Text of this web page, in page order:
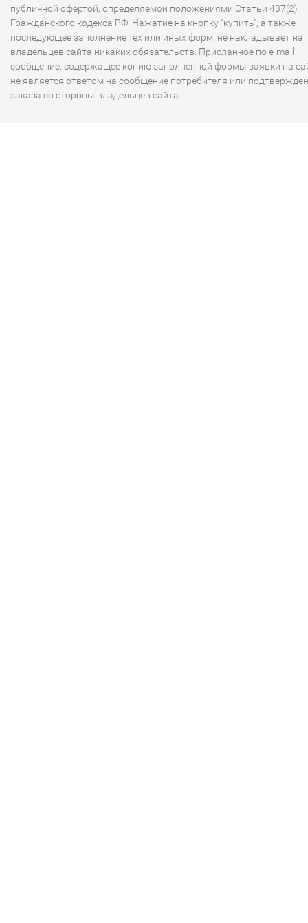
публичной офертой, определяемой положениями Статьи 437(2)
Гражданского кодекса РФ. Нажатие на кнопку "купить", а также
последующее заполнение тех или иных форм, не накладывает на
владельцев сайта никаких обязательств. Присланное по e-mail
сообщение, содержащее копию заполненной формы заявки на
не является ответом на сообщение потребителя или
заказа со стороны владельцев сайта.